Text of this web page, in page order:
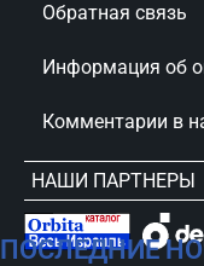
ПОСЛЕДНИЕ
Обратная связь
Информация об
Комментарии в
НАШИ ПАРТНЕРЫ